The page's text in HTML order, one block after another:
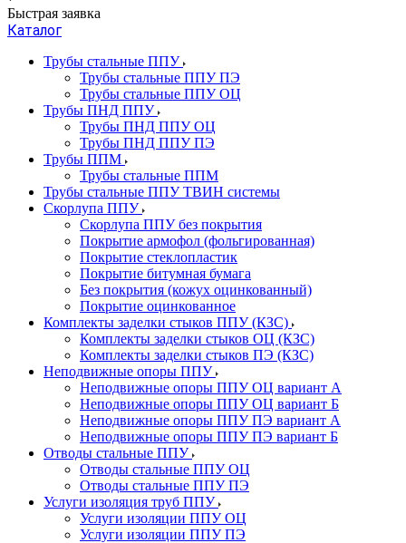
Быстрая заявка
Каталог
Трубы стальные ППУ
Трубы стальные ППУ ПЭ
Трубы стальные ППУ ОЦ
Трубы ПНД ППУ
Трубы ПНД ППУ ОЦ
Трубы ПНД ППУ ПЭ
Трубы ППМ
Трубы стальные ППМ
Трубы стальные ППУ ТВИН системы
Скорлупа ППУ
Скорлупа ППУ без покрытия
Покрытие армофол (фольгированная)
Покрытие стеклопластик
Покрытие битумная бумага
Без покрытия (кожух оцинкованный)
Покрытие оцинкованное
Комплекты заделки стыков ППУ (КЗС)
Комплекты заделки стыков ОЦ (КЗС)
Комплекты заделки стыков ПЭ (КЗС)
Неподвижные опоры ППУ
Неподвижные опоры ППУ ОЦ вариант А
Неподвижные опоры ППУ ОЦ вариант Б
Неподвижные опоры ППУ ПЭ вариант А
Неподвижные опоры ППУ ПЭ вариант Б
Отводы стальные ППУ
Отводы стальные ППУ ОЦ
Отводы стальные ППУ ПЭ
Услуги изоляция труб ППУ
Услуги изоляции ППУ ОЦ
Услуги изоляции ППУ ПЭ